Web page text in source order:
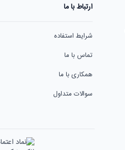
ارتباط با ما
شرایط استفاده
تماس با ما
همکاری با ما
سوالات متداول